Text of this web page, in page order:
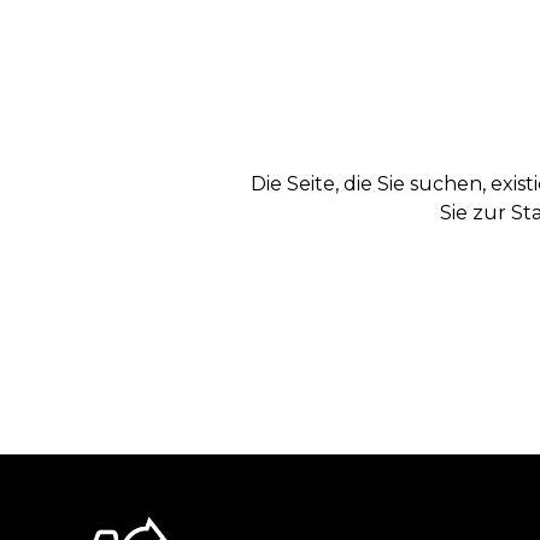
Die Seite, die Sie suchen,
Sie zur